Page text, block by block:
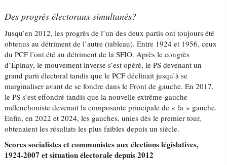
Des progrès électoraux simultanés?
Jusqu’en 2012, les progrès de l’un des deux partis ont toujours été
obtenus au détriment de l’autre (tableau). Entre 1924 et 1956, ceux
du PCF l’ont été au détriment de la SFIO. Après le congrès
d’Épinay, le mouvement inverse s’est opéré, le PS devenant un
grand parti électoral tandis que le PCF déclinait jusqu’à se
marginaliser avant de se fondre dans le Front de gauche. En 2017,
le PS s’est effondré tandis que la nouvelle extrême-gauche
mélenchoniste devenait la composante principale de « la » gauche.
Enfin, en 2022 et 2024, les gauches, unies dès le premier tour,
obtenaient les résultats les plus faibles depuis un siècle.
Scores socialistes et communistes aux élections législatives,
1924-2007 et situation électorale depuis 2012